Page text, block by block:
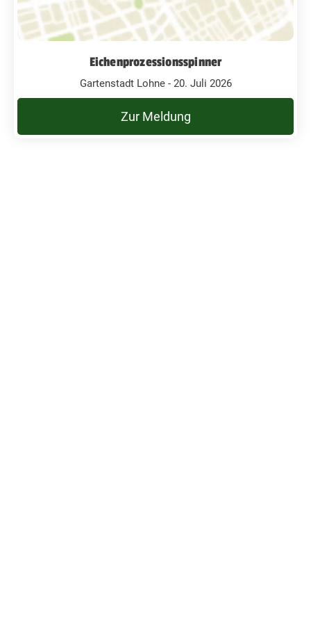
Eichenprozessionsspinner
Gartenstadt Lohne - 20. Juli 2026
Zur Meldung